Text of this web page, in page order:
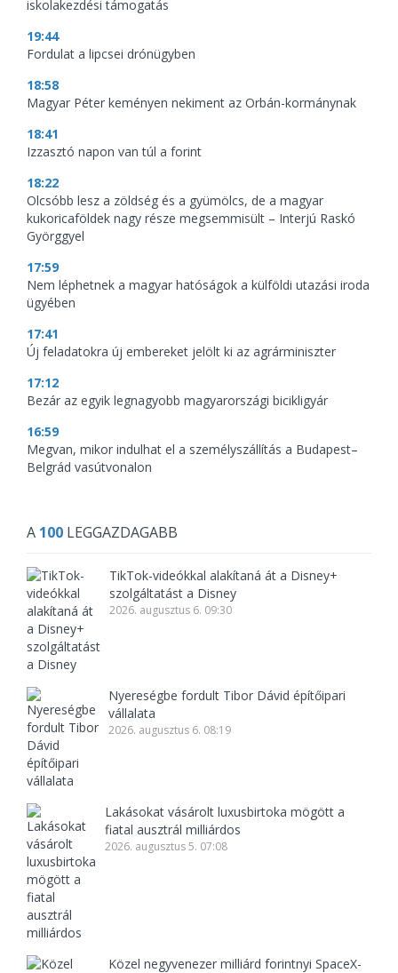
iskolakezdési támogatás
19:44
Fordulat a lipcsei drónügyben
18:58
Magyar Péter keményen nekiment az Orbán-kormánynak
18:41
Izzasztó napon van túl a forint
18:22
Olcsóbb lesz a zöldség és a gyümölcs, de a magyar
kukoricaföldek nagy része megsemmisült – Interjú Raskó
Györggyel
17:59
Nem léphetnek a magyar hatóságok a külföldi utazási iroda
ügyében
17:41
Új feladatokra új embereket jelölt ki az agrárminiszter
17:12
Bezár az egyik legnagyobb magyarországi bicikligyár
16:59
Megvan, mikor indulhat el a személyszállítás a Budapest–
Belgrád vasútvonalon
A 100 LEGGAZDAGABB
TikTok-videókkal alakítaná át a Disney+
szolgáltatást a Disney
2026. augusztus 6. 09:30
Nyereségbe fordult Tibor Dávid építőipari
vállalata
2026. augusztus 6. 08:19
Lakásokat vásárolt luxusbirtoka mögött a
fiatal ausztrál milliárdos
2026. augusztus 5. 07:08
Közel negyvenezer milliárd forintnyi SpaceX-